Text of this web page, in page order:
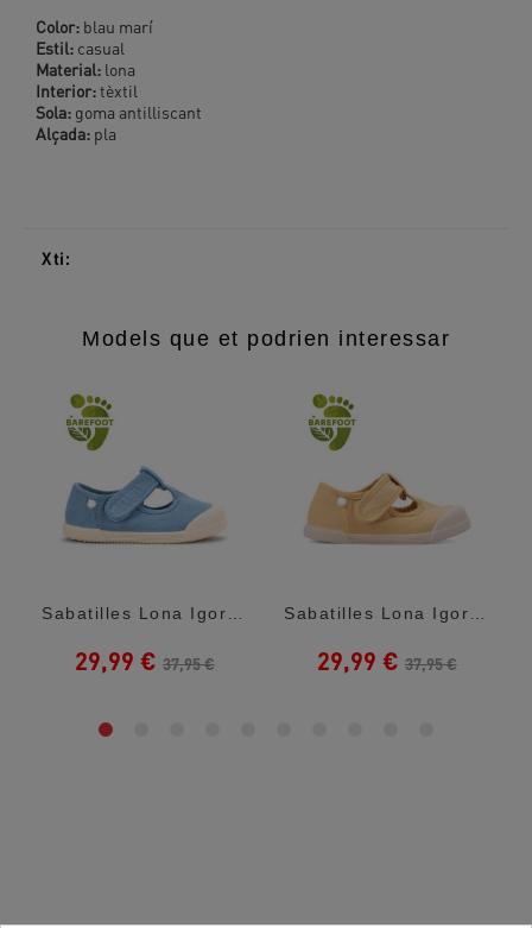
Color: blau marí
Estil: casual
Material: lona
Interior:tèxtil
Sola: goma antilliscant
Alçada: pla
Xti:
Models que et podrien interessar
29,99 € 37,95 € 29,99 € 37,95 €